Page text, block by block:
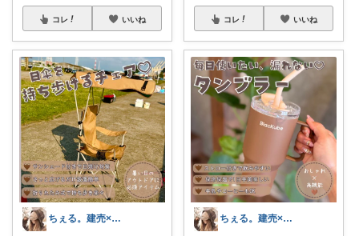
コレ いいね
ちぇる。建売×暖色お家づくり
コレ いいね
ちぇる。建売×暖色お家づくり